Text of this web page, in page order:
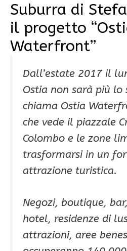
Suburra di
il progetto
Waterfront”
Dall’estate 2017 il
Ostia non sarà più lo
chiama Ostia
che vede il piazzale
Colombo e le zone
trasformarsi in un
attrazione turistica.
Negozi, boutique,
hotel, residenze di
attrazioni, aree